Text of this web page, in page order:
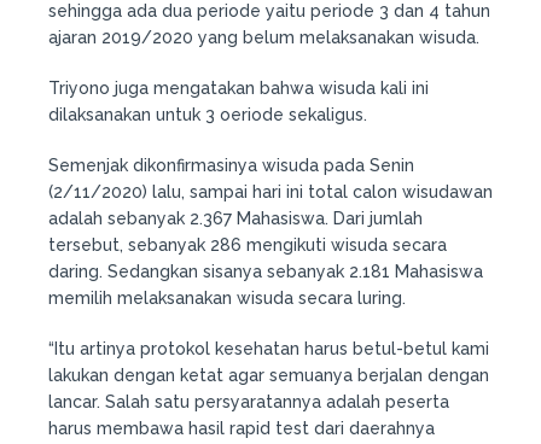
sehingga ada dua periode yaitu periode 3 dan 4 tahun
ajaran 2019/2020 yang belum melaksanakan wisuda.
Triyono juga mengatakan bahwa wisuda kali ini
dilaksanakan untuk 3 oeriode sekaligus.
Semenjak dikonfirmasinya wisuda pada Senin
(2/11/2020) lalu, sampai hari ini total calon wisudawan
adalah sebanyak 2.367 Mahasiswa. Dari jumlah
tersebut, sebanyak 286 mengikuti wisuda secara
daring. Sedangkan sisanya sebanyak 2.181 Mahasiswa
memilih melaksanakan wisuda secara luring.
“Itu artinya protokol kesehatan harus betul-betul kami
lakukan dengan ketat agar semuanya berjalan dengan
lancar. Salah satu persyaratannya adalah peserta
harus membawa hasil rapid test dari daerahnya